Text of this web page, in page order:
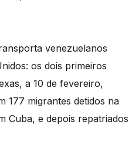
venezuelanos
os dois primeiros
a 10 de fevereiro,
177 migrantes detidos na
Cuba, e depois repatriados